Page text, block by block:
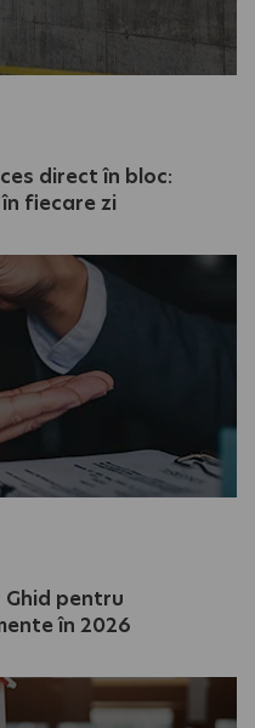
direct în bloc:
fiecare zi
pentru
în 2026